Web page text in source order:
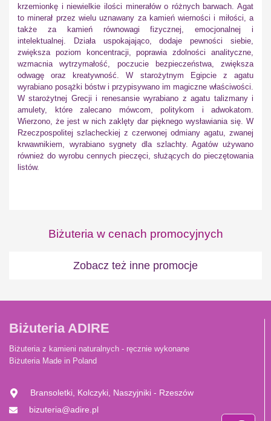
krzemionkę i niewielkie ilości minerałów o różnych barwach. Agat
to minerał przez wielu uznawany za kamień wierności i miłości, a
także za kamień równowagi fizycznej, emocjonalnej i
intelektualnej. Działa uspokajająco, dodaje pewności siebie,
zwiększa poziom koncentracji, poprawia zdolności analityczne,
wzmacnia wytrzymałość, poczucie bezpieczeństwa, zwiększa
odwagę oraz kreatywność. W starożytnym Egipcie z agatu
wyrabiano posążki bóstw i przypisywano im magiczne właściwości.
W starożytnej Grecji i renesansie wyrabiano z agatu talizmany i
amulety, które zalecano mówcom, politykom i adwokatom.
Wierzono, że jest w nich zaklęty dar pięknego wysławiania się. W
Rzeczpospolitej szlacheckiej z czerwonej odmiany agatu, zwanej
krwawnikiem, wyrabiano sygnety dla szlachty. Agatów używano
również do wyrobu cennych pieczęci, służących do pieczętowania
listów.
Biżuteria w cenach promocyjnych
Zobacz też inne promocje
Biżuteria ADIRE
Biżuteria z kamieni naturalnych - ręcznie wykonane
Biżuteria Made in Poland
Bransoletki, Kolczyki, Naszyjniki - Rzeszów
bizuteria@adire.pl